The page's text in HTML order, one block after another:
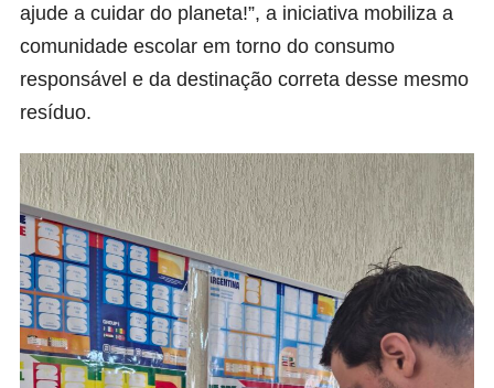
ajude a cuidar do planeta!”, a iniciativa mobiliza a
comunidade escolar em torno do consumo
responsável e da destinação correta desse mesmo
resíduo.